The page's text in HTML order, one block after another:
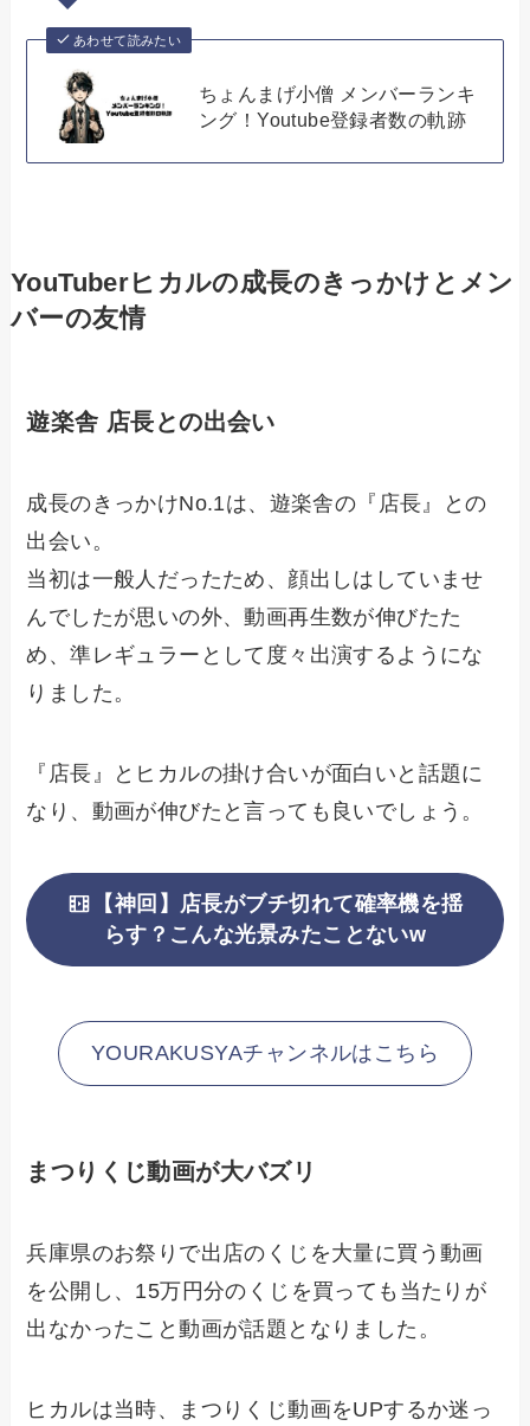
あわせて読みたい
ちょんまげ小僧 メンバーランキ
ング！Youtube登録者数の軌跡
YouTuberヒカルの成長のきっかけとメン
バーの友情
遊楽舎 店長との出会い
成長のきっかけNo.1は、遊楽舎の『店長』との
出会い。
当初は一般人だったため、顔出しはしていませ
んでしたが思いの外、動画再生数が伸びたた
め、準レギュラーとして度々出演するようにな
りました。
『店長』とヒカルの掛け合いが面白いと話題に
なり、動画が伸びたと言っても良いでしょう。
【神回】店長がブチ切れて確率機を揺
らす？こんな光景みたことないw
YOURAKUSYAチャンネルはこちら
まつりくじ動画が大バズリ
兵庫県のお祭りで出店のくじを大量に買う動画
を公開し、15万円分のくじを買っても当たりが
出なかったこと動画が話題となりました。
ヒカルは当時、まつりくじ動画をUPするか迷っ